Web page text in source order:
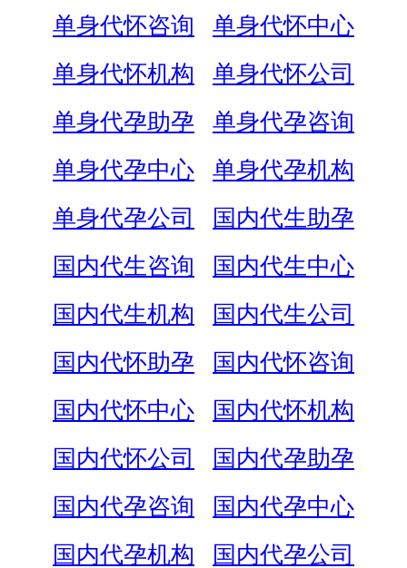
单身代怀咨询
单身代怀中心
单身代怀机构
单身代怀公司
单身代孕助孕
单身代孕咨询
单身代孕中心
单身代孕机构
单身代孕公司
国内代生助孕
国内代生咨询
国内代生中心
国内代生机构
国内代生公司
国内代怀助孕
国内代怀咨询
国内代怀中心
国内代怀机构
国内代怀公司
国内代孕助孕
国内代孕咨询
国内代孕中心
国内代孕机构
国内代孕公司